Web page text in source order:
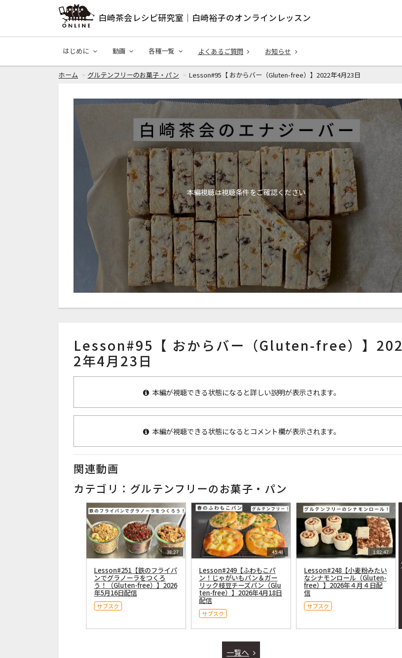
白崎茶会レシピ研究室｜白崎裕子のオンラインレッスン
はじめに 動画 各種一覧 よくあるご質問 お知らせ
ホーム グルテンフリーのお菓子・パン Lesson#95【 おからバー（Gluten-free）】2022年4月23日
本編視聴は視聴条件をご確認ください
Lesson#95【 おからバー（Gluten-free）】202
2年4月23日
本編が視聴できる状態になると詳しい説明が表示されます。
本編が視聴できる状態になるとコメント欄が表示されます。
関連動画
カテゴリ：グルテンフリーのお菓子・パン
38:27
Lesson#251【鉄のフライパ
ンでグラノーラをつくろ
う！（Gluten-free）】2026
年5月16日配信
サブスク
45:40
Lesson#249【ふわもこパ
ン！じゃがいもパン＆ガー
リック枝豆チーズパン（Glu
ten-free）】2026年4月18日
配信
サブスク
1:02:47
Lesson#248【小麦粉みたい
なシナモンロール（Gluten-
free）】2026年４月４日配
信
サブスク
一覧へ